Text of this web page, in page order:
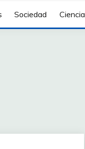
Sociedad Ciencia